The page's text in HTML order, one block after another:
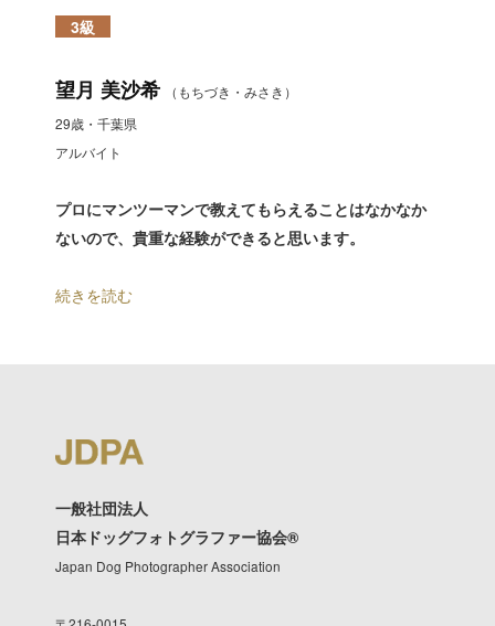
3級
望月 美沙希
（もちづき・みさき）
29歳・千葉県
アルバイト
プロにマンツーマンで教えてもらえることはなかなか
ないので、貴重な経験ができると思います。
続きを読む
一般社団法人
日本ドッグフォトグラファー協会®︎
Japan Dog Photographer Association